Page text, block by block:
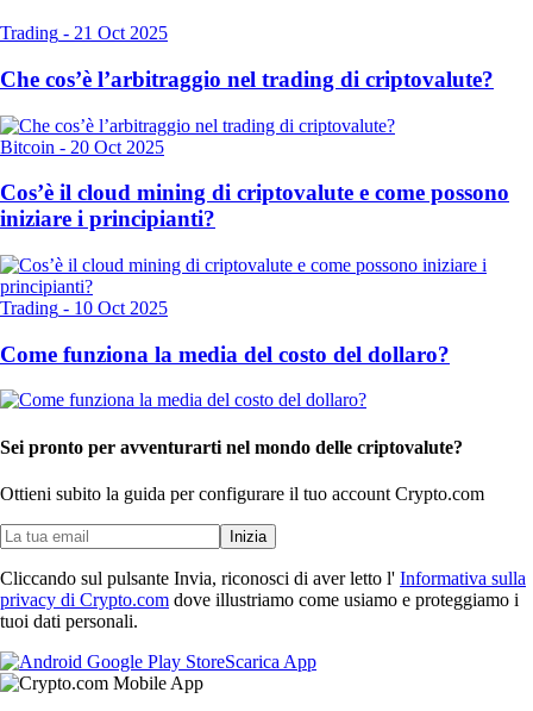
Trading - 21 Oct 2025
Che cos’è l’arbitraggio nel trading di criptovalute?
Bitcoin - 20 Oct 2025
Cos’è il cloud mining di criptovalute e come possono
iniziare i principianti?
Trading - 10 Oct 2025
Come funziona la media del costo del dollaro?
Sei pronto per avventurarti nel mondo delle criptovalute?
Ottieni subito la guida per configurare il tuo account Crypto.com
Inizia
Cliccando sul pulsante Invia, riconosci di aver letto l' Informativa sulla
privacy di Crypto.com dove illustriamo come usiamo e proteggiamo i
tuoi dati personali.
Scarica App